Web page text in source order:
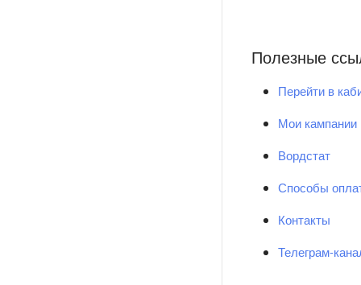
Полезные
Перейти в
Мои кампании
Вордстат
Способы
Контакты
Телеграм-